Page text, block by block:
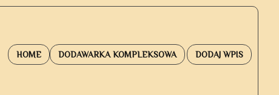
HOME DODAWARKA KOMPLEKSOWA DODAJ WPIS